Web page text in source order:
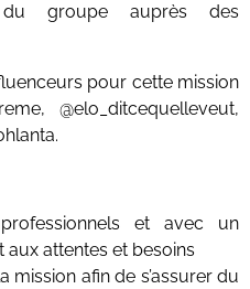
du groupe auprès des
pour cette mission
@elo_ditcequelleveut,
et avec un
attentes et besoins
afin de s’assurer du